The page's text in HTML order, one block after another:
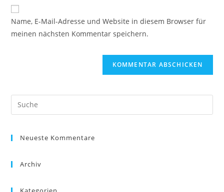
ein
zum
Kommentieren
ein
Website-
URL
Name, E-Mail-Adresse und Website in diesem Browser für
meinen nächsten Kommentar speichern.
Neueste Kommentare
Archiv